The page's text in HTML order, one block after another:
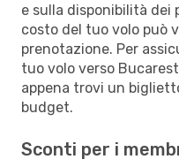
e sulla disponibilità dei
costo del tuo volo può
prenotazione. Per
tuo volo verso
appena trovi un
budget.
Sconti per i